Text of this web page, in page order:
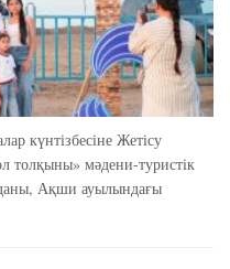
күнтізбесіне Жетісу
толқыны» мәдени-туристік
Ақши ауылындағы